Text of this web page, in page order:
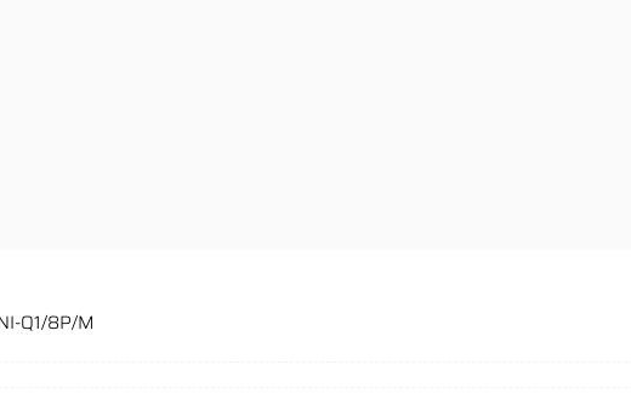
Q1/8P/M